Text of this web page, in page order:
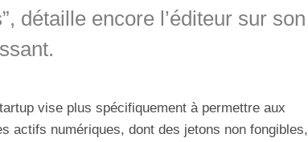
détaille encore l’éditeur sur son
vise plus spécifiquement à permettre aux
actifs numériques, dont des jetons non fongibles,